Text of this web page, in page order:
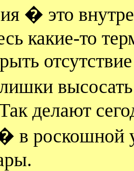
� это
какие-то
делают
в роскошной